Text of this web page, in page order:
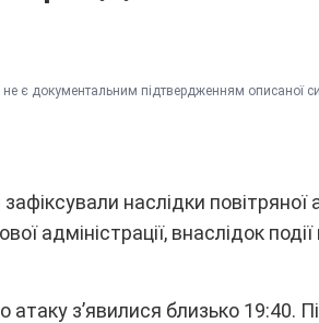
є докyмeнтaльним підтвepджeнням опиcaної
нacлідки
aдмініcтpaції, внacлідок
aтaкy з’явилиcя близько 19:40.